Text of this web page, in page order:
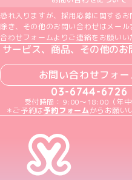
恐れ入りますが、採用応募に関するお
除き、その他のお問い合わせはメール
合わせフォームよりご連絡をお願いい
サービス、商品、その他のお
お問い合わせフォー
03-6744-6726
受付時間：9:00～18:00（年中
＊ご予約は予約フォームからお願い